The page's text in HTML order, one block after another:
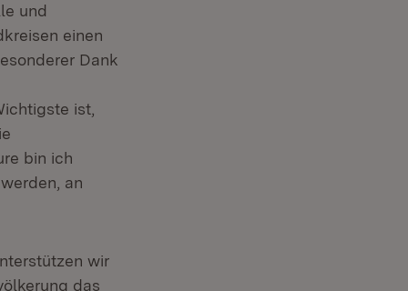
und
einen
Dank
ist,
bin ich
an
wir
das